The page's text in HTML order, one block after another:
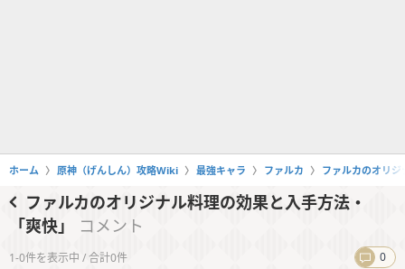
ホーム 原神（げんしん）攻略Wiki 最強キャラ ファルカ ファルカのオリ
ファルカのオリジナル料理の効果と入手方法・
「爽快」
コメント
1-0件を表示中 / 合計0件 0